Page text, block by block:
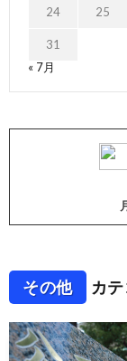
24 25
31
« 7月
その他 カ